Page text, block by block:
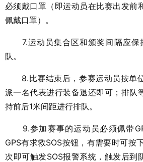
必须戴口罩（即运动员在比赛出发前
佩戴口罩）。
7.运动员集合区和颁奖间隔应保
队。
8.比赛结束后，参赛运动员按单
派一名代表进行装备退还即可；排队
持前后1米间距进行排队。
9.参加赛事的运动员必须佩带
GPS有求救SOS按钮，有需要时可按
次即可触发SOS报警系统，触发后到